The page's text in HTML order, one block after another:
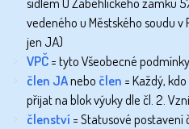
vedeného u Městského soudu v
jen JA)
VPČ= tyto Všeobecné
člen JAnebo člen = Každý,
přijat na blok výuky dle čl. 2.
členství= Statusové postavení